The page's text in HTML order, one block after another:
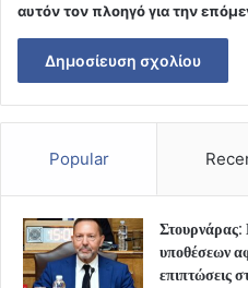
αυτόν τον πλοηγό για την
Popular
υποθέσεων
επιπτώσεις